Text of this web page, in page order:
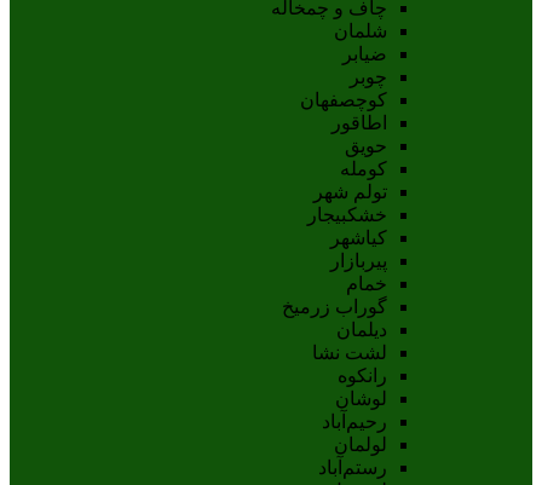
چاف و چمخاله
شلمان
ضیابر
چوبر
کوچصفهان
اطاقور
حویق
کومله
تولم شهر
خشکبیجار
کیاشهر
پیربازار
خمام
گوراب زرمیخ
دیلمان
لشت نشا
رانکوه
لوشان
رحیم‌آباد
لولمان
رستم‌آباد